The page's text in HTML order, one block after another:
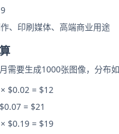
、印刷媒体、高端商业用途
需要生成1000张图像，分布如
$0.02 = $12
= $21
$0.19 = $19